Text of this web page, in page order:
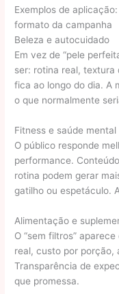
Exemplos de
formato da campanha
Beleza e autocuidado
Em vez de “pele
ser: rotina real, textura
fica ao longo do dia. A
o que normalmente
Fitness e saúde mental
O público responde
performance.
rotina podem gerar
gatilho ou espetáculo.
Alimentação e
O “sem filtros”
real, custo por porção,
Transparência de
que promessa.